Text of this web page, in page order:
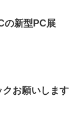
の新型PC展
クお願いします